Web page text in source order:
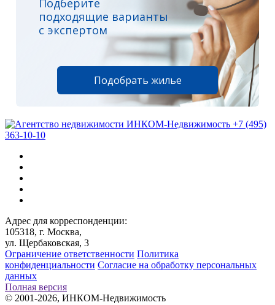
Подберите
подходящие варианты
с экспертом
Подобрать жилье
+7 (495)
363-10-10
Адрес для корреспонденции:
105318, г. Москва,
ул. Щербаковская, 3
Ограничение ответственности Политика
конфиденциальности Согласие на обработку персональных
данных
Полная версия
© 2001-2026, ИНКОМ-Недвижимость